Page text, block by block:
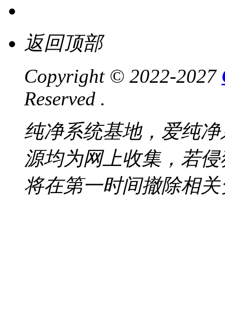
返回顶部
Copyright © 2022-2027
Reserved .
纯净系统基地，爱纯
源均为网上收集，若
将在第一时间撤除相